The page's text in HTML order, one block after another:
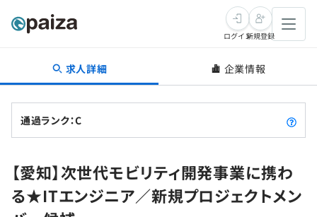
転職・キャリア
転職成功ガイド
インタビュー
転職成功ガイド
新卒就活
求人検索
本選考
学習
ログイン新規登録
求人詳細 企業情報
通過ランク：C
【愛知】次世代モビリティ開発事業に携わ
る★ITエンジニア／新規プロジェクトメン